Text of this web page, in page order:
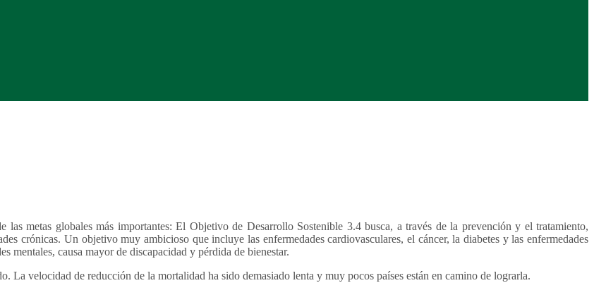
metas globales más importantes: El Objetivo de Desarrollo Sostenible 3.4 busca, a través de la prevención y el tratamiento,
crónicas. Un objetivo muy ambicioso que incluye las enfermedades cardiovasculares, el cáncer, la diabetes y las enfermedades
mentales, causa mayor de discapacidad y pérdida de bienestar.
La velocidad de reducción de la mortalidad ha sido demasiado lenta y muy pocos países están en camino de lograrla.